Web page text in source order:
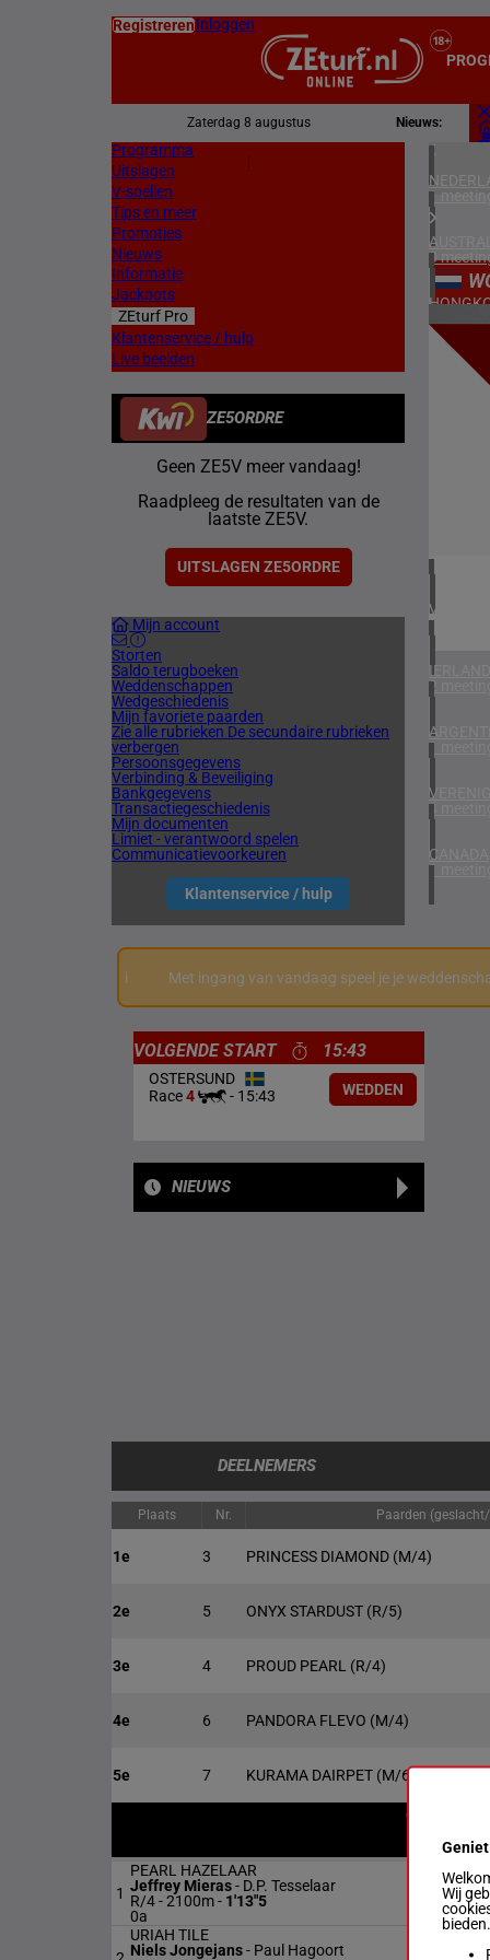
RegistrerenInloggen
Zaterdag 8 augustus Nieuws:
Programma
Uitslagen
V-spellen
Tips en meer
Promoties
Nieuws
Informatie
Jackpots
ZEturf Pro
Klantenservice / hulp
Live beelden
ZE5ORDRE
Geen ZE5V meer vandaag!
Raadpleeg de resultaten van de
laatste ZE5V.
UITSLAGEN ZE5ORDRE
Mijn account
Storten
Saldo terugboeken
Weddenschappen
Wedgeschiedenis
Mijn favoriete paarden
Zie alle rubrieken De secundaire rubrieken
verbergen
Persoonsgegevens
Verbinding & Beveiliging
Bankgegevens
Transactiegeschiedenis
Mijn documenten
Limiet - verantwoord spelen
Communicatievoorkeuren
Klantenservice / hulp
1
3
4
1
7
IERLAND
2
1
4
CANADA
1
1
10/05/
i Met ingang van vandaag speel je je
VOLGENDE START 15:43
OSTERSUND
Race4 - 15:43 WEDDEN
NIEUWS
DEELNEMERS
Plaats Nr. Paarden
1e 3 PRINCESS DIAMOND (M/4)
2e 5 ONYX STARDUST (R/5)
3e 4 PROUD PEARL (R/4)
4e 6 PANDORA FLEVO (M/4)
5e 7 KURAMA DAIRPET (M/6)
G/L
1
PEARL HAZELAAR
Jeffrey Mieras- D.P. Tesselaar
R/4 - 2100m- 1'13"5
0a
2100m
URIAH TILE
Niels Jongejans- Paul Hagoort
Wij